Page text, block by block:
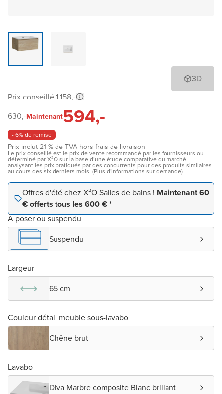
3D
Prix conseillé 1.158,-
630,-Maintenant594,-
- 6% de remise
Prix inclut 21 % de TVA hors frais de livraison
Le prix conseillé est le prix de vente recommandé par les fournisseurs ou
déterminé par X²O sur la base d’une étude comparative du marché,
analysant les prix pratiqués par des concurrents pour des produits similaires
au cours des six derniers mois. (Plus d’informations sur demande)
Offres d'été chez X²O Salles de bains ! Maintenant 60
€ offerts tous les 600 € *
À poser ou suspendu
Suspendu
Largeur
65 cm
Couleur détail meuble sous-lavabo
Chêne brut
Lavabo
Diva Marbre composite Blanc brillant